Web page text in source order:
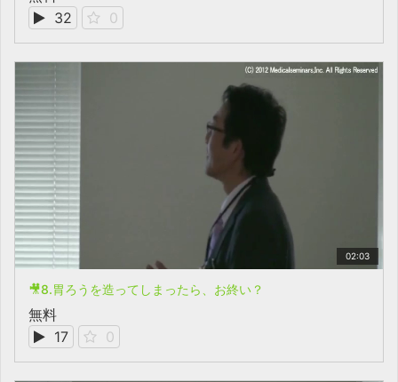
32
0
02:03
🎥8.胃ろうを造ってしまったら、お終い？
無料
17
0